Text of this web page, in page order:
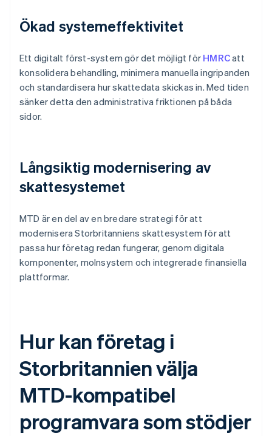
Ökad systemeffektivitet
Ett digitalt först-system gör det möjligt för HMRCatt
konsolidera behandling, minimera manuella ingripanden
och standardisera hur skattedata skickas in. Med tiden
sänker detta den administrativa friktionen på båda
sidor.
Långsiktig modernisering av
skattesystemet
MTD är en del av en bredare strategi för att
modernisera Storbritanniens skattesystem för att
passa hur företag redan fungerar, genom digitala
komponenter, molnsystem och integrerade finansiella
plattformar.
Hur kan företag i
Storbritannien välja
MTD-kompatibel
programvara som stödjer